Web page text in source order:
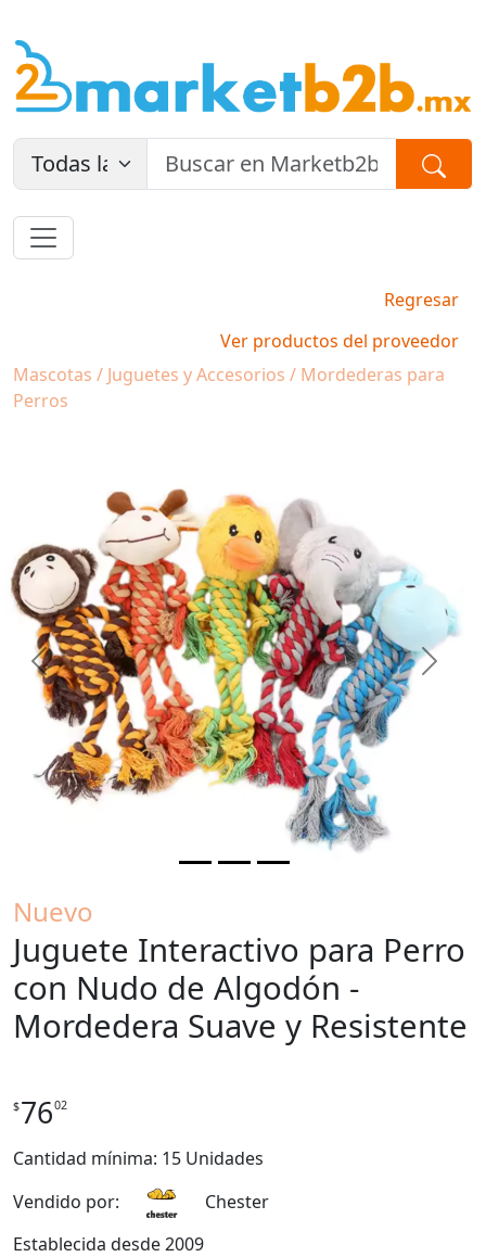
Regresar
Ver productos del proveedor
Mascotas / Juguetes y Accesorios / Mordederas para
Perros
Previous Next
Nuevo
Juguete Interactivo para Perro
con Nudo de Algodón -
Mordedera Suave y Resistente
$7602
Cantidad mínima: 15 Unidades
Vendido por:
Chester
Establecida desde 2009